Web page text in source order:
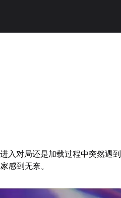
入对局还是加载过程中突然遇到
感到无奈。